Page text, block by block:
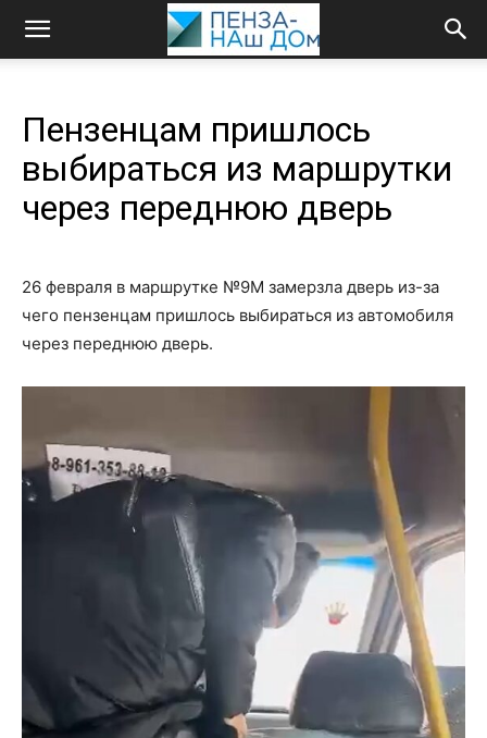
Пензенцам пришлось
выбираться из маршрутки
через переднюю дверь
26 февраля в маршрутке №9М замерзла дверь из-за
чего пензенцам пришлось выбираться из автомобиля
через переднюю дверь.